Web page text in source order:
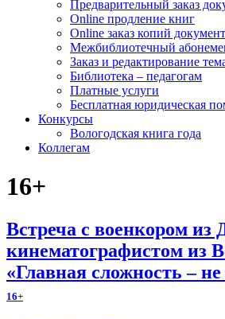
Предварительный заказ
Online продление книг
Online заказ копий
Межбиблиотечный
Заказ и редактирование
Библиотека – педагогам
Платные услуги
Бесплатная юридическая
Конкурсы
Вологодская книга года
Коллегам
16+
Встреча с военкором из
кинематографистом из
«Главная сложность –
16+